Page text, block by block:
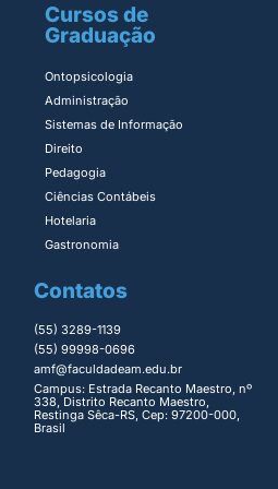
Cursos de
Graduação
Ontopsicologia ​
Administração​
Sistemas de Informação​
Direito​
Pedagogia
Ciências Contábeis
Hotelaria
Gastronomia
Contatos
(55) 3289-1139
(55) 99998-0696
amf@faculdadeam.edu.br
Campus: Estrada Recanto Maestro, nº
338, Distrito Recanto Maestro,
Restinga Sêca-RS, Cep: 97200-000,
Brasil